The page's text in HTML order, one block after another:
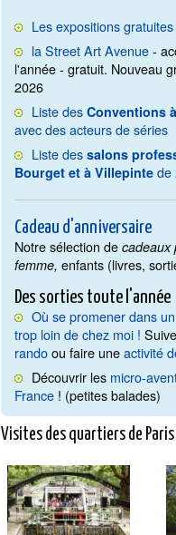
Les expositions
la Street Art Avenue-
l'année - gratuit. Nouveau
2026
Liste desConventions
avec des acteurs de séries
Liste dessalons
Bourget et à Villepinte de
Cadeau d'anniversaire
Notre sélection decadeaux
femme, enfants (livres,
Des sorties toute l'année
Où se promener dans
trop loin de chez moi !
randoou faire uneactivité
Découvrir les micro-
France ! (petites balades)
Visites des quartiers de Paris